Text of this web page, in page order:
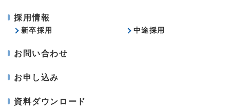
採用情報
新卒採用 中途採用
お問い合わせ
お申し込み
資料ダウンロード